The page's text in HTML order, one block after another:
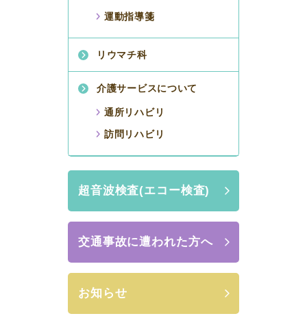
運動指導箋
リウマチ科
介護サービスについて
通所リハビリ
訪問リハビリ
超音波検査(エコー検査)
交通事故に遭われた方へ
お知らせ